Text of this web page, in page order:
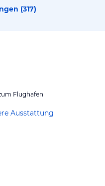
(317)
Flughafen
Ausstattung